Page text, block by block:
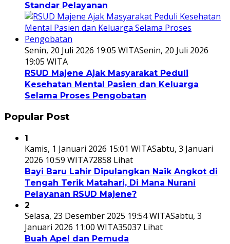
Standar Pelayanan
Senin, 20 Juli 2026 19:05 WITASenin, 20 Juli 2026
19:05 WITA
RSUD Majene Ajak Masyarakat Peduli
Kesehatan Mental Pasien dan Keluarga
Selama Proses Pengobatan
Popular Post
1
Kamis, 1 Januari 2026 15:01 WITASabtu, 3 Januari
2026 10:59 WITA72858 Lihat
Bayi Baru Lahir Dipulangkan Naik Angkot di
Tengah Terik Matahari, Di Mana Nurani
Pelayanan RSUD Majene?
2
Selasa, 23 Desember 2025 19:54 WITASabtu, 3
Januari 2026 11:00 WITA35037 Lihat
Buah Apel dan Pemuda